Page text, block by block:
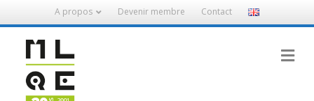
A propos Devenir membre Contact